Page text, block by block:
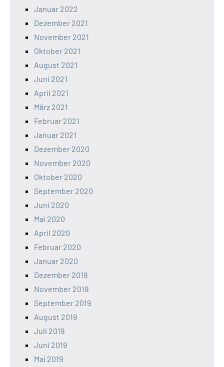
Januar 2022
Dezember 2021
November 2021
Oktober 2021
August 2021
Juni 2021
April 2021
März 2021
Februar 2021
Januar 2021
Dezember 2020
November 2020
Oktober 2020
September 2020
Juni 2020
Mai 2020
April 2020
Februar 2020
Januar 2020
Dezember 2019
November 2019
September 2019
August 2019
Juli 2019
Juni 2019
Mai 2019